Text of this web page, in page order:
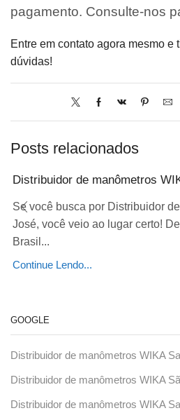
pagamento. Consulte-nos
Entre em contato agora mesmo e
dúvidas!
Posts relacionados
Distribuidor de manômetros
Se você busca por Distribuidor
José, você veio ao lugar certo!
Brasil...
Continue Lendo...
GOOGLE
Distribuidor de manômetros WIKA
Distribuidor de manômetros WIKA
Distribuidor de manômetros WIKA